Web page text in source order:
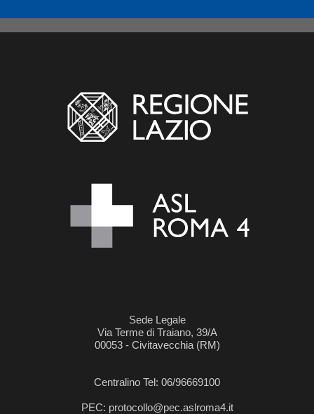
Sede Legale
Via Terme di Traiano, 39/A
00053 - Civitavecchia (RM)
Centralino Tel: 06/96669100
PEC: protocollo@pec.aslroma4.it